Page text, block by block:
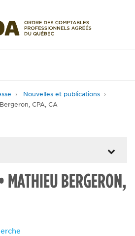
Nouvelles et publications
CPA, CA
BERGERON,